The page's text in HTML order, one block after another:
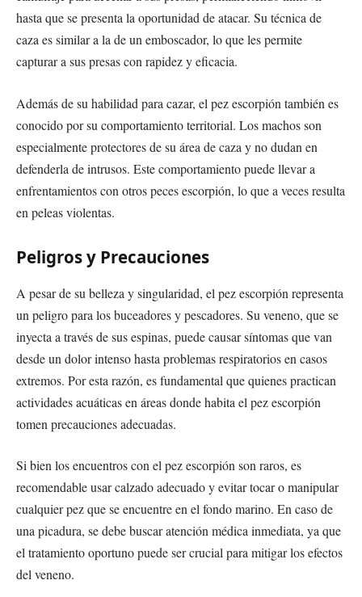
hasta que se presenta la oportunidad de atacar. Su técnica de
caza es similar a la de un emboscador, lo que les permite
capturar a sus presas con rapidez y eficacia.
Además de su habilidad para cazar, el pez escorpión también es
conocido por su comportamiento territorial. Los machos son
especialmente protectores de su área de caza y no dudan en
defenderla de intrusos. Este comportamiento puede llevar a
enfrentamientos con otros peces escorpión, lo que a veces resulta
en peleas violentas.
Peligros y Precauciones
A pesar de su belleza y singularidad, el pez escorpión representa
un peligro para los buceadores y pescadores. Su veneno, que se
inyecta a través de sus espinas, puede causar síntomas que van
desde un dolor intenso hasta problemas respiratorios en casos
extremos. Por esta razón, es fundamental que quienes practican
actividades acuáticas en áreas donde habita el pez escorpión
tomen precauciones adecuadas.
Si bien los encuentros con el pez escorpión son raros, es
recomendable usar calzado adecuado y evitar tocar o manipular
cualquier pez que se encuentre en el fondo marino. En caso de
una picadura, se debe buscar atención médica inmediata, ya que
el tratamiento oportuno puede ser crucial para mitigar los efectos
del veneno.